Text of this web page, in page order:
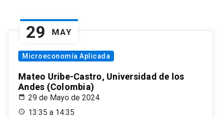
29 MAY
Microeconomía Aplicada
Mateo Uribe-Castro, Universidad de los
Andes (Colombia)
29 de Mayo de 2024
13:35 a 14:35